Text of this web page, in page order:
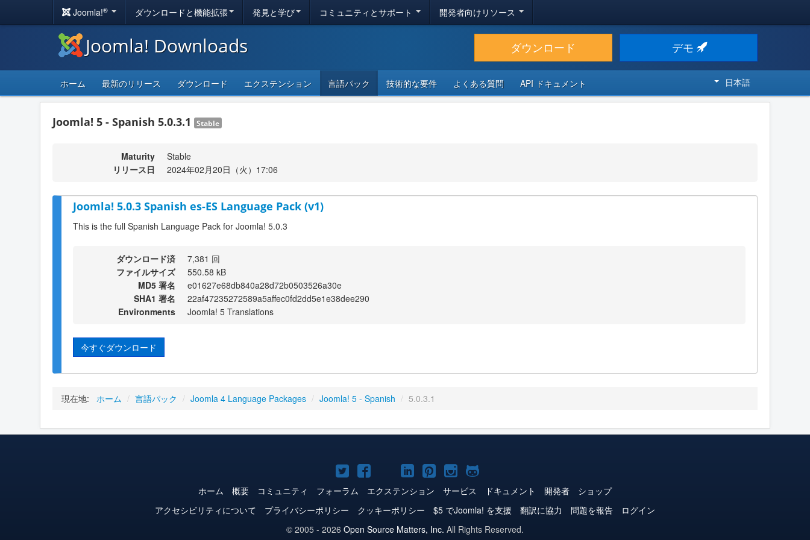
Joomla!® ダウンロードと機能拡張 発見と学び コミュニティとサポート 開発者向けリソース
Joomla! Downloads ダウンロード デモ
ホーム 最新のリリース ダウンロード エクステンション 言語パック 技術的な要件 よくある質問 API ドキュメント 日本語
Joomla! 5 - Spanish 5.0.3.1 Stable
Maturity
Stable
リリース日
2024年02月20日（火）17:06
Joomla! 5.0.3 Spanish es-ES Language Pack (v1)
This is the full Spanish Language Pack for Joomla! 5.0.3
ダウンロード済
7,381 回
ファイルサイズ
550.58 kB
MD5 署名
e01627e68db840a28d72b0503526a30e
SHA1 署名
22af47235272589a5affec0fd2dd5e1e38dee290
Environments
Joomla! 5 Translations
今すぐダウンロード
現在地: ホーム / 言語パック / Joomla 4 Language Packages / Joomla! 5 - Spanish / 5.0.3.1
Joomla!
Twitter
Joomla!
Facebook
Joomla!
YouTube
Joomla!
LinkedIn
Joomla!
Pinterest
Joomla!
Instagram
Joomla!
GitHub
ホーム 概要 コミュニティ フォーラム エクステンション サービス ドキュメント 開発者
ショップ
アクセシビリティについて
プライバシーポリシー クッキーポリシー $5 でJoomla! を支援 翻訳に協力 問題を報告
ログイン
© 2005 - 2026 Open Source Matters, Inc. All Rights Reserved.